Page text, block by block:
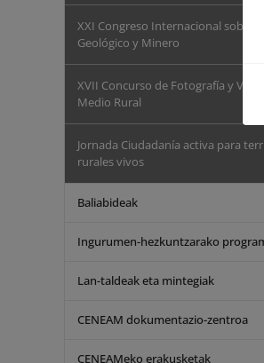
XXI Congreso Internacional sobre
Geológico y Minero
XVII Concurso de Fotografía y Vídeo
Medio Rural
Jornada Ciudadanía activa para
rurales vivos
Baliabideak
Ingurumen-hezkuntzarako
Lan-taldeak eta mintegiak
CENEAM dokumentazio-zentroa
CENEAMeko erakusketak